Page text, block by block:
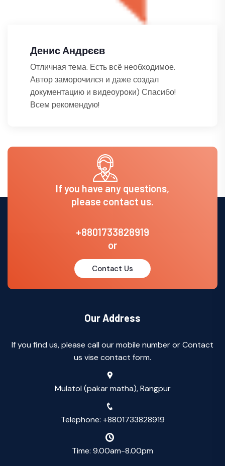
Денис Андрєєв
Отличная тема. Есть всё необходимое.
Автор заморочился и даже создал
документацию и видеоуроки) Спасибо!
Всем рекомендую!
If you have any questions,
please contact us.
+8801733828919
or
Contact Us
Our Address
If you find us, please call our mobile number or Contact
us vise contact form.
Mulatol (pakar matha), Rangpur
Telephone: +8801733828919
Time: 9.00am-8.00pm